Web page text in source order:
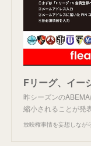
Fリーグ、イー
昨シーズンの
縮小されることが発
放映権事情を妄想しなが